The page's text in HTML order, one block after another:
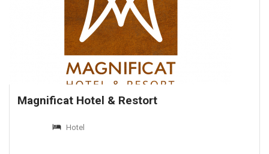
Magnificat Hotel & Restort
Hotel